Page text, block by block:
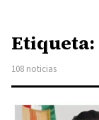
Etiqueta:
108 noticias